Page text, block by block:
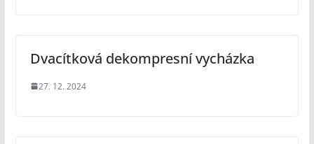
Dvacítková dekompresní vycházka
27. 12. 2024